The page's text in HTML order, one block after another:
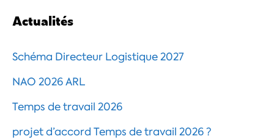
Actualités
Schéma Directeur Logistique 2027
NAO 2026 ARL
Temps de travail 2026
projet d’accord Temps de travail 2026 ?